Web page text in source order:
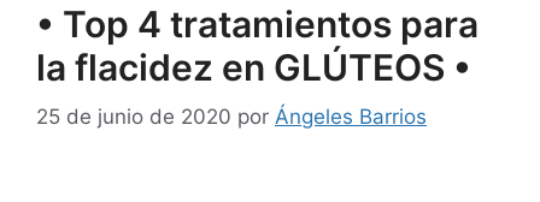
• Top 4 tratamientos para
la flacidez en GLÚTEOS •
25 de junio de 2020 por Ángeles Barrios